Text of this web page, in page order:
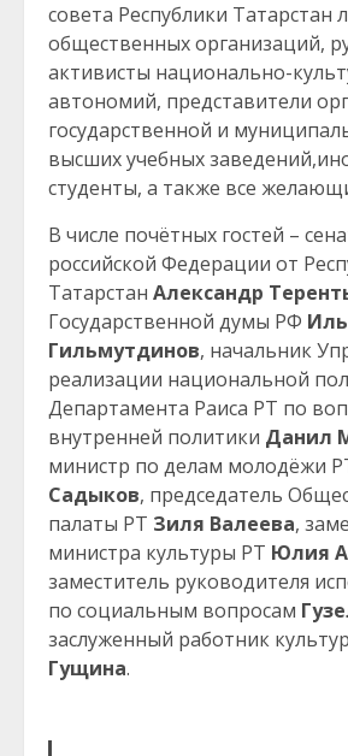
совета Республики Татарстан
общественных организаций,
активисты национально-
автономий, представители
государственной и
высших учебных
студенты, а также все
В числе почётных гостей –
российской Федерации от
Татарстан Александр
Государственной думы РФ
Гильмутдинов, начальник
реализации национальной
Департамента Раиса РТ по
внутренней политики Данил
министр по делам молодёжи
Садыков, председатель
палаты РТ Зиля Валеева,
министра культуры РТ Юлия
заместитель руководителя
по социальным вопросам
заслуженный работник
Гущина.